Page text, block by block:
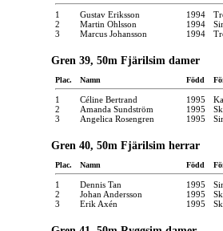
1 Gustav Eriksson 1994
2
Martin Ohlsson 1994
3
Marcus Johansson 1994
Gren 39, 50m Fjärilsim damer
Plac. Namn Född
1 Céline Bertrand 1995
2
Amanda Sundström 1995
3
Angelica Rosengren 1995
Gren 40, 50m Fjärilsim herrar
Plac. Namn Född
1 Dennis Tan 1995
2
Johan Andersson 1995
3
Erik Axén 1995